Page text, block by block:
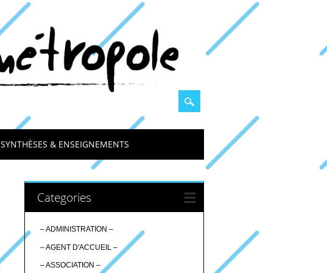
SYNTHÈSES & ENSEIGNEMENTS
Categories
– ADMINISTRATION –
– AGENT D'ACCUEIL –
– ASSOCIATION –